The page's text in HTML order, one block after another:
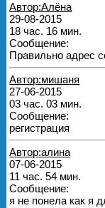
Автор:Алёна
29-08-2015
18 час. 16 мин.
Сообщение:
Правильно адрес
Автор:мишаня
27-06-2015
03 час. 03 мин.
Сообщение:
регистрация
Автор:алина
07-06-2015
11 час. 54 мин.
Сообщение:
я не понела как я